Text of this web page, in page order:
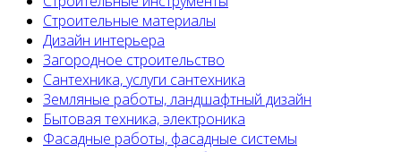
Строительные материалы
Дизайн интерьера
Загородное строительство
Сантехника, услуги сантехника
Земляные работы, ландшафтный дизайн
Бытовая техника, электроника
Фасадные работы, фасадные системы